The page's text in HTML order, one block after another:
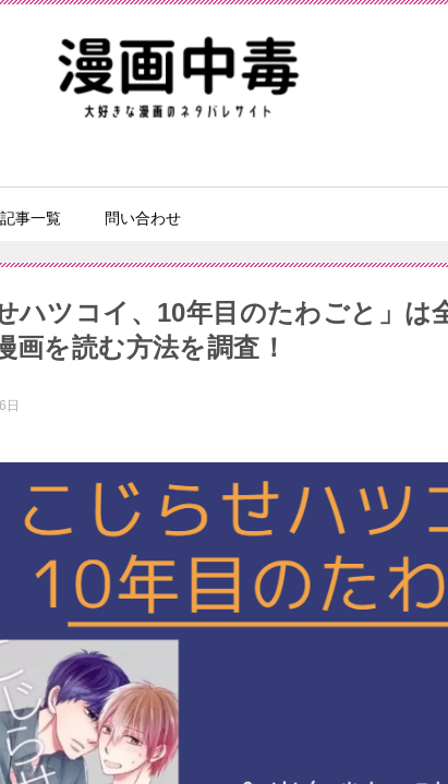
事一覧 問い合わせ
ハツコイ、10年目のたわごと」
画を読む⽅法を調査！
日